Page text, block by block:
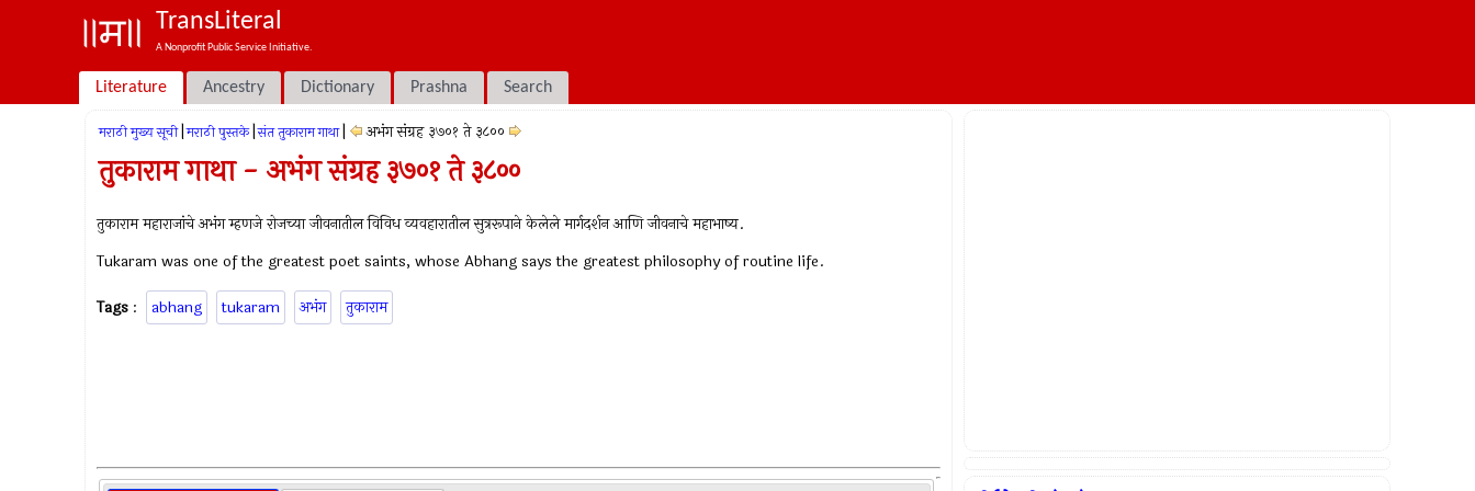
TransLiteral
A Nonprofit Public Service Initiative.
Literature Ancestry Dictionary Prashna Search
मराठी मुख्य सूची मराठी पुस्तके संत तुकाराम गाथा अभंग संग्रह ३७०१ ते ३८००
तुकाराम गाथा - अभंग संग्रह ३७०१ ते ३८००
तुकाराम महाराजांचे अभंग म्हणजे रोजच्या जीवनातील विविध व्यवहारातील सुत्ररूपाने केलेले मार्गदर्शन आणि जीवनाचे महाभाष्य.
Tukaram was one of the greatest poet saints, whose Abhang says the greatest philosophy of routine life.
Tags : abhang tukaram अभंग तुकाराम